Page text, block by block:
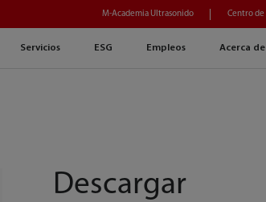
Servicios ESG Empleos Acerca
M-Academia Ultrasonido Centro de
Descargar